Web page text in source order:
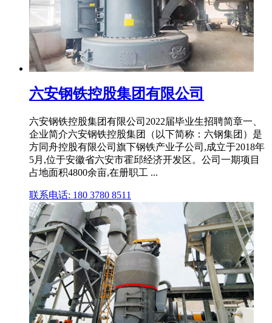
六安钢铁控股集团有限公司
六安钢铁控股集团有限公司2022届毕业生招聘简章一、
企业简介六安钢铁控股集团（以下简称：六钢集团）是
方同舟控股有限公司旗下钢铁产业子公司,成立于2018年
5月,位于安徽省六安市霍邱经济开发区。公司一期项目
占地面积4800余亩,在册职工 ...
联系电话: 180 3780 8511